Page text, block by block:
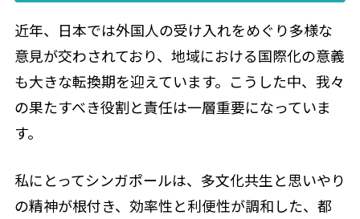
近年、日本では外国人の受け入れをめぐり多様な
意見が交わされており、地域における国際化の意義
も大きな転換期を迎えています。こうした中、我々
の果たすべき役割と責任は一層重要になっていま
す。
私にとってシンガポールは、多文化共生と思いやり
の精神が根付き、効率性と利便性が調和した、都